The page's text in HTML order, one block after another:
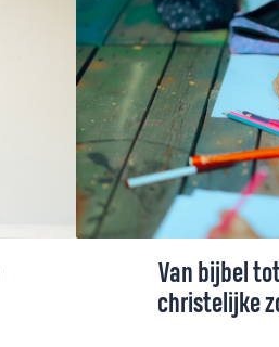
Van bijbel
christelijke